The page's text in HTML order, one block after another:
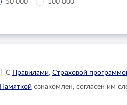
50 000 100 000
С Правилами, Страховой
Памяткой ознакомлен, согласен им